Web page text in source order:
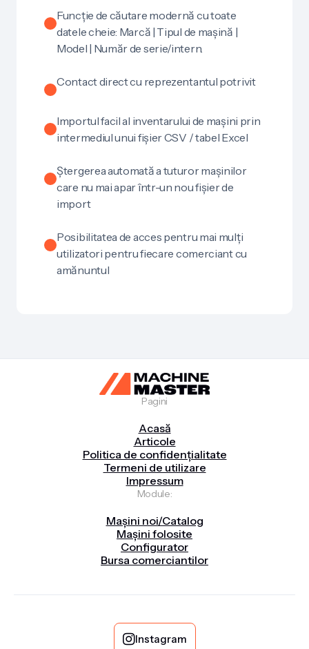
Funcție de căutare modernă cu toate
datele cheie: Marcă | Tipul de mașină |
Model | Număr de serie/intern.
Contact direct cu reprezentantul potrivit
Importul facil al inventarului de mașini prin
intermediul unui fișier CSV / tabel Excel
Ștergerea automată a tuturor mașinilor
care nu mai apar într-un nou fișier de
import
Posibilitatea de acces pentru mai mulți
utilizatori pentru fiecare comerciant cu
amănuntul
Pagini
Acasă
Articole
Politica de confidențialitate
Termeni de utilizare
Impressum
Module:
Mașini noi/Catalog
Mașini folosite
Configurator
Bursa comerciantilor
Instagram